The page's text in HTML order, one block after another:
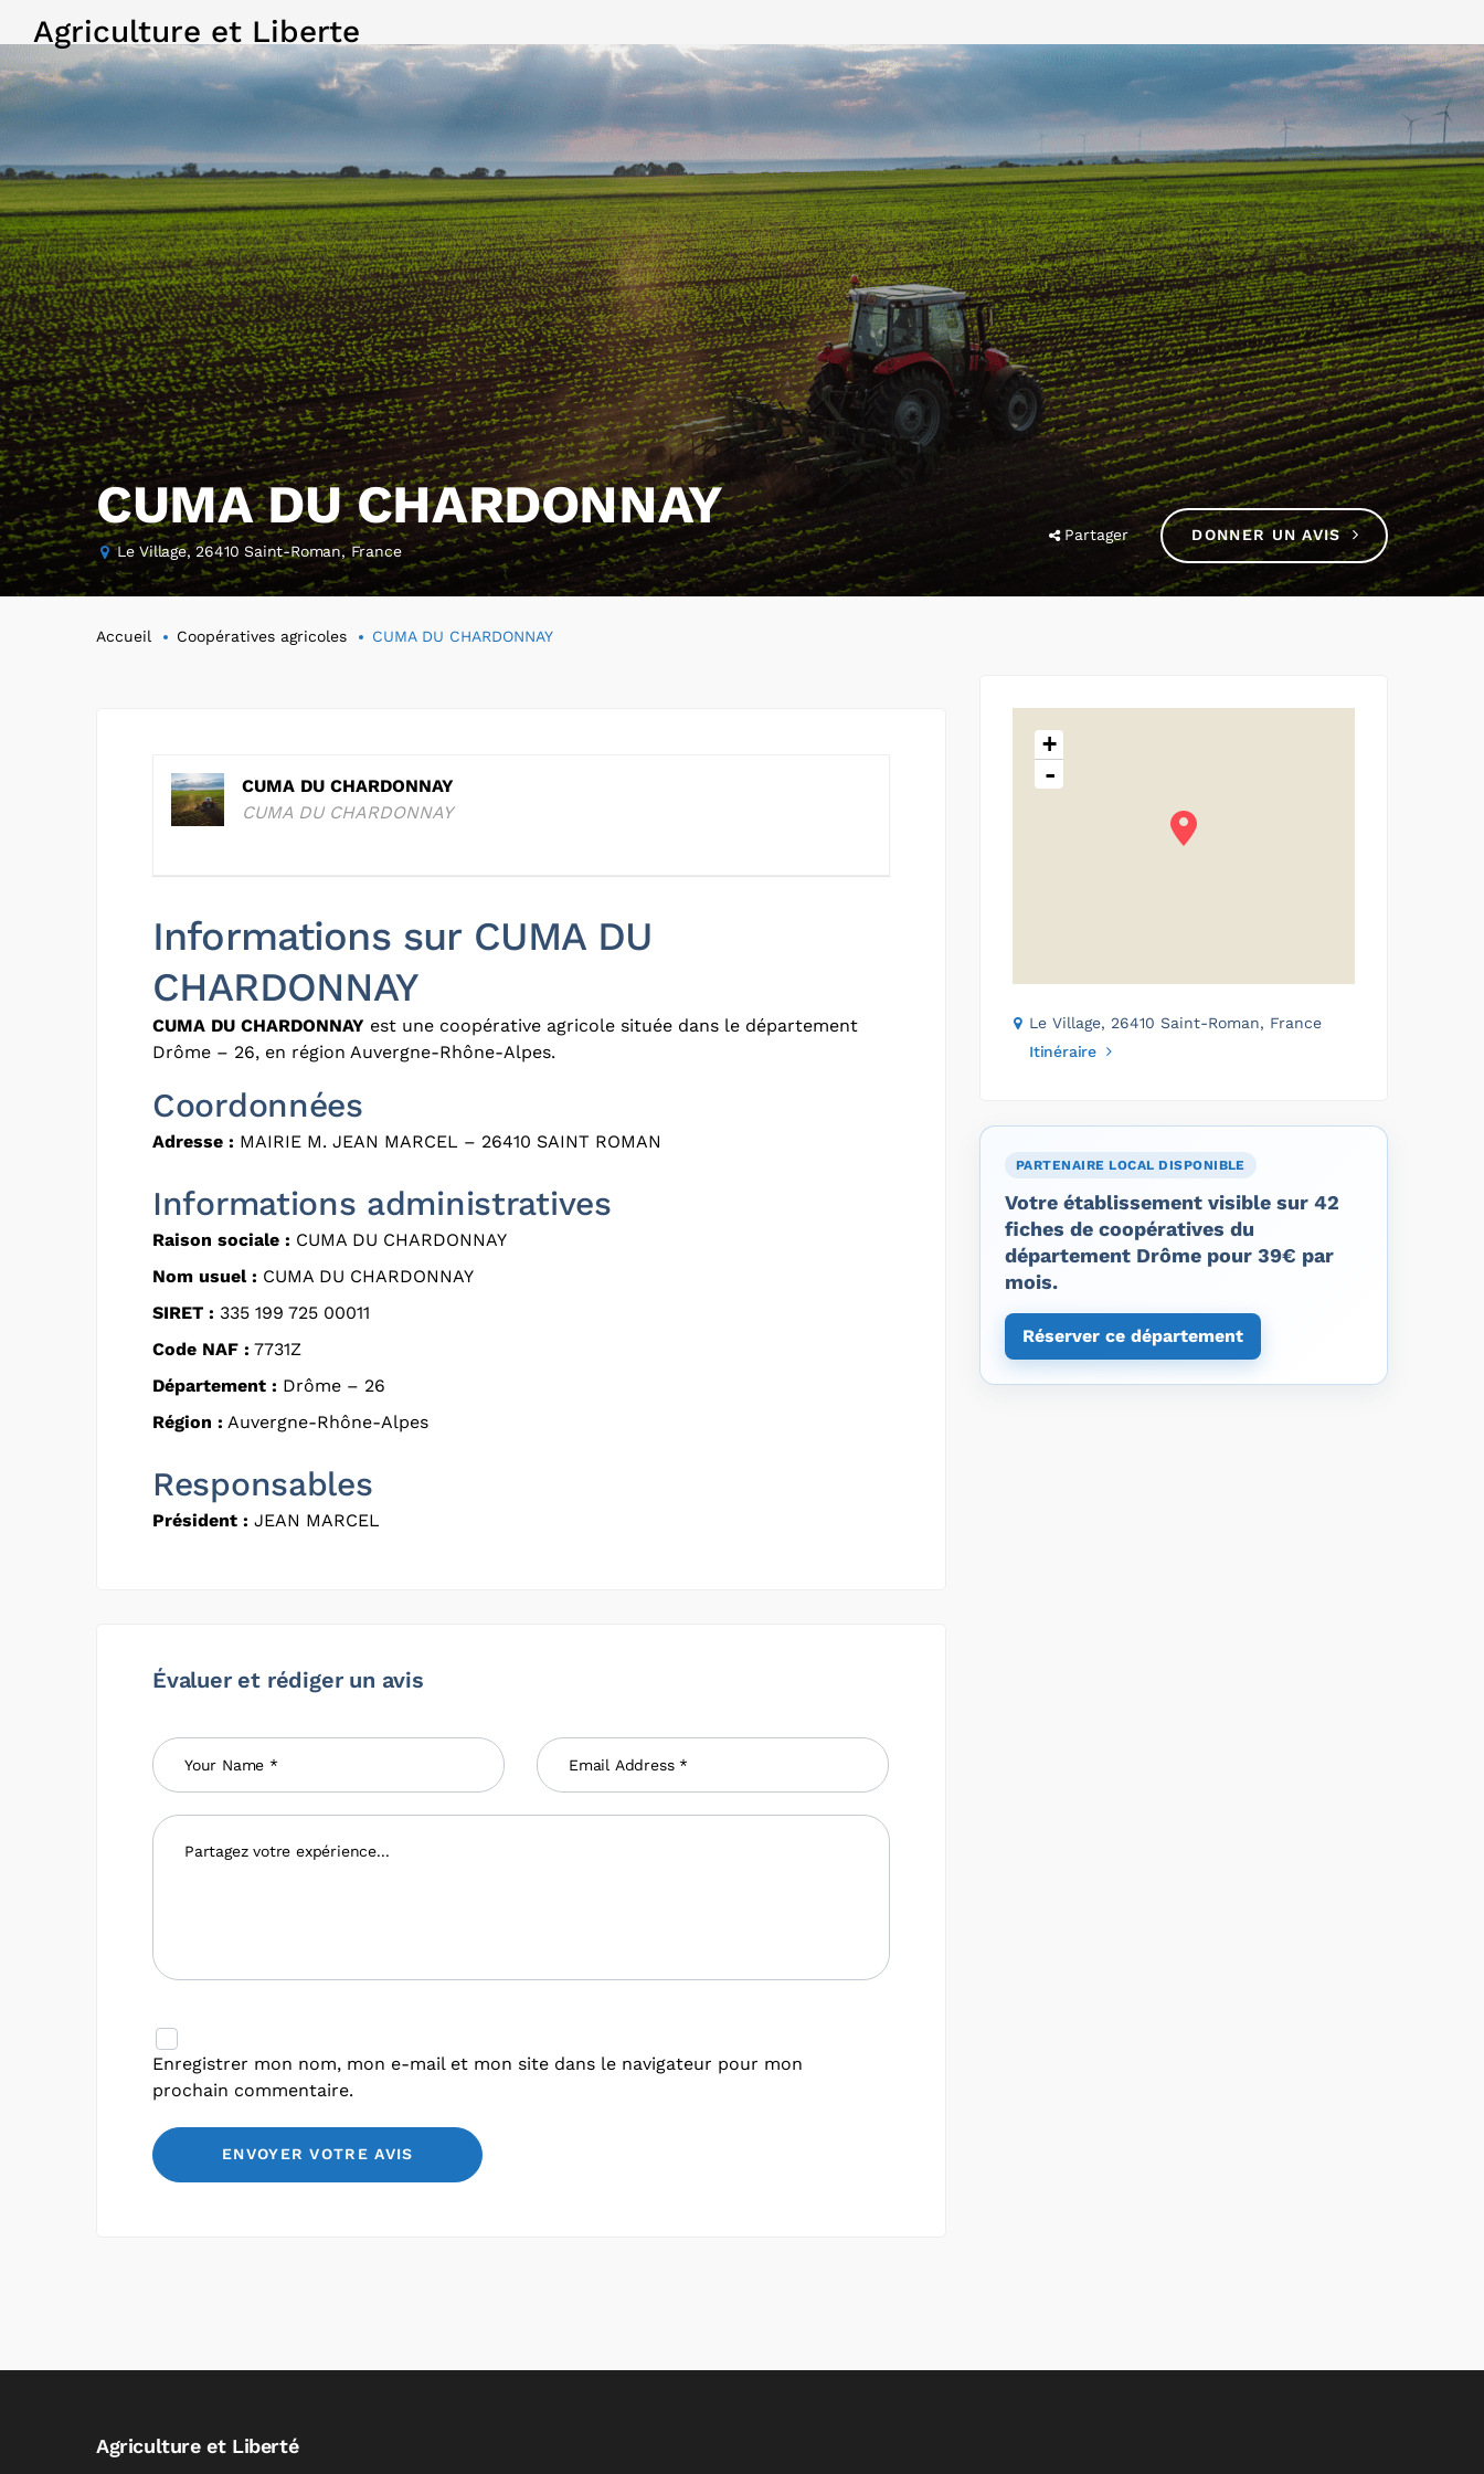
Agriculture et Liberte
CUMA DU CHARDONNAY
Le Village, 26410 Saint-Roman, France
Partager DONNER UN AVIS
Accueil Coopératives agricoles CUMA DU CHARDONNAY
CUMA DU CHARDONNAY
CUMA DU CHARDONNAY
Informations sur CUMA DU
CHARDONNAY
CUMA DU CHARDONNAY est une coopérative agricole située dans le département
Drôme – 26, en région Auvergne-Rhône-Alpes.
Coordonnées
Adresse : MAIRIE M. JEAN MARCEL – 26410 SAINT ROMAN
Informations administratives
Raison sociale : CUMA DU CHARDONNAY
Nom usuel : CUMA DU CHARDONNAY
SIRET : 335 199 725 00011
Code NAF : 7731Z
Département : Drôme – 26
Région : Auvergne-Rhône-Alpes
Responsables
Président : JEAN MARCEL
Évaluer et rédiger un avis
Enregistrer mon nom, mon e-mail et mon site dans le navigateur pour mon
prochain commentaire.
+
-
Le Village, 26410 Saint-Roman, France
Itinéraire
PARTENAIRE LOCAL DISPONIBLE
Votre établissement visible sur 42
fiches de coopératives du
département Drôme pour 39€ par
mois.
Réserver ce département
Agriculture et Liberté